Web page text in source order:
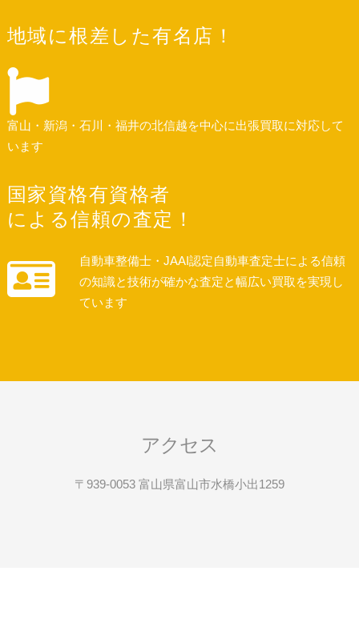
地域に根差した有名店！
富山・新潟・石川・福井の北信越を中心に出張買取に対応して
います
国家資格有資格者
による信頼の査定！
自動車整備士・JAAI認定自動車査定士による信頼
の知識と技術が確かな査定と幅広い買取を実現し
ています
アクセス
〒939-0053 富山県富山市水橋小出1259